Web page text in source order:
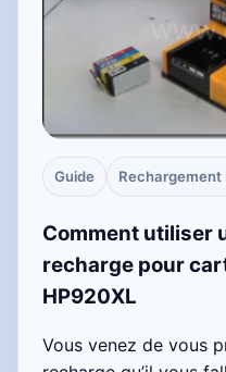
Guide Rechargement
Comment utiliser
recharge pour
HP920XL
Vous venez de vous